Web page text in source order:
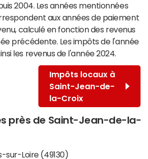
2004. Les années mentionnées
aux années de paiement
calculé en fonction des revenus
précédente. Les impôts de l'année
les revenus de l'année 2024.
Impôts locaux à
Saint-Jean-de-
la-Croix
près de Saint-Jean-de-la-
sur-Loire (49130)